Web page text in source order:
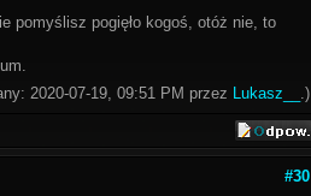
pomyślisz pogięło kogoś, otóż nie, to
2020-07-19, 09:51 PM przez Lukasz__ .)
#30